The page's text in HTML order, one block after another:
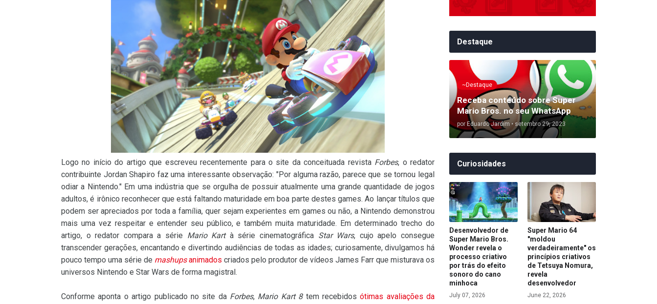
Logo no início do artigo que escreveu recentemente para o site da conceituada revista Forbes, o redator
contribuinte Jordan Shapiro faz uma interessante observação: "Por alguma razão, parece que se tornou legal
odiar a Nintendo." Em uma indústria que se orgulha de possuir atualmente uma grande quantidade de jogos
adultos, é irônico reconhecer que está faltando maturidade em boa parte destes games. Ao lançar títulos que
podem ser apreciados por toda a família, quer sejam experientes em games ou não, a Nintendo demonstrou
mais uma vez respeitar e entender seu público, e também muita maturidade. Em determinado trecho do
artigo, o redator compara a série Mario Kartà série cinematográfica Star Wars, cujo apelo consegue
transcender gerações, encantando e divertindo audiências de todas as idades; curiosamente, divulgamos há
pouco tempo uma série de mashupsanimados criados pelo produtor de vídeos James Farr que misturava os
universos Nintendo e Star Wars de forma magistral.
Conforme aponta o artigo publicado no site da Forbes, Mario Kart 8tem recebidosótimas avaliações da
Destaque
~Destaque
Receba conteúdo sobre Super
Mario Bros. no seu WhatsApp
por Eduardo Jardim • setembro 29, 2023
Curiosidades
Desenvolvedor de
Super Mario Bros.
Wonder revela o
processo criativo
por trás do efeito
sonoro do cano
minhoca
July 07, 2026
Super Mario 64
"moldou
verdadeiramente" os
princípios criativos
de Tetsuya Nomura,
revela
desenvolvedor
June 22, 2026